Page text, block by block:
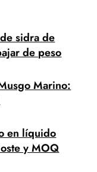
sidra de
de peso
Marino:
en líquido
y MOQ